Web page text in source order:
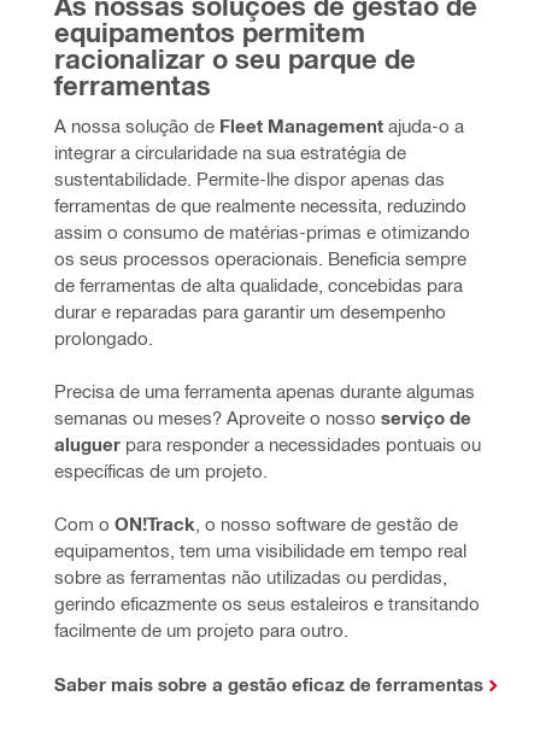
equipamentos permitem
racionalizar o seu parque de
ferramentas
A nossa solução de Fleet Management ajuda-o a
integrar a circularidade na sua estratégia de
sustentabilidade. Permite-lhe dispor apenas das
ferramentas de que realmente necessita, reduzindo
assim o consumo de matérias-primas e otimizando
os seus processos operacionais. Beneficia sempre
de ferramentas de alta qualidade, concebidas para
durar e reparadas para garantir um desempenho
prolongado.
Precisa de uma ferramenta apenas durante algumas
semanas ou meses? Aproveite o nosso serviço de
aluguer para responder a necessidades pontuais ou
específicas de um projeto.
Com o ON!Track , o nosso software de gestão de
equipamentos, tem uma visibilidade em tempo real
sobre as ferramentas não utilizadas ou perdidas,
gerindo eficazmente os seus estaleiros e transitando
facilmente de um projeto para outro.
Saber mais sobre a gestão eficaz de ferramentas